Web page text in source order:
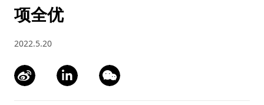
项全优
2022.5.20